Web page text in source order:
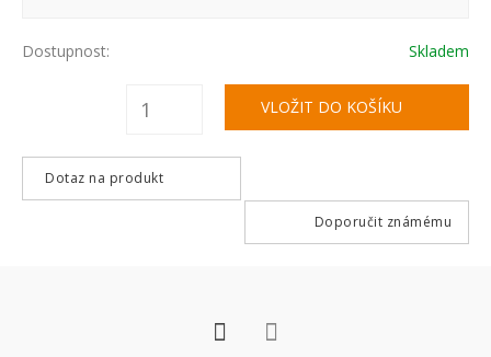
Dostupnost: Skladem
Dotaz na produkt
Doporučit známému